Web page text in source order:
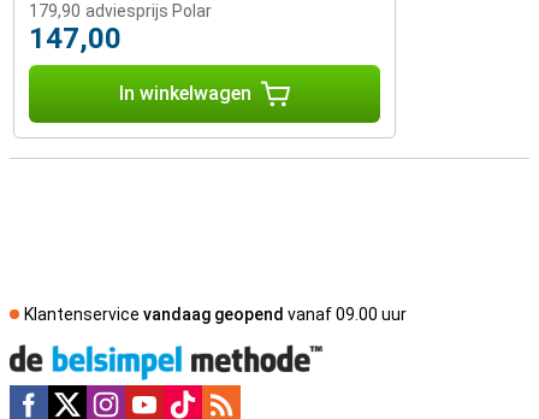
179,90 adviesprijs Polar
147,00
In winkelwagen
Klantenservice vandaag geopend vanaf 09.00 uur
Social media